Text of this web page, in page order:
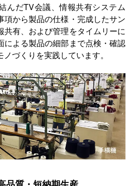
んだTV会議、情報共有システム
項から製品の仕様・完成したサン
共有、および管理をタイムリーに
による製品の細部まで点検・確認
づくりを実践しています。